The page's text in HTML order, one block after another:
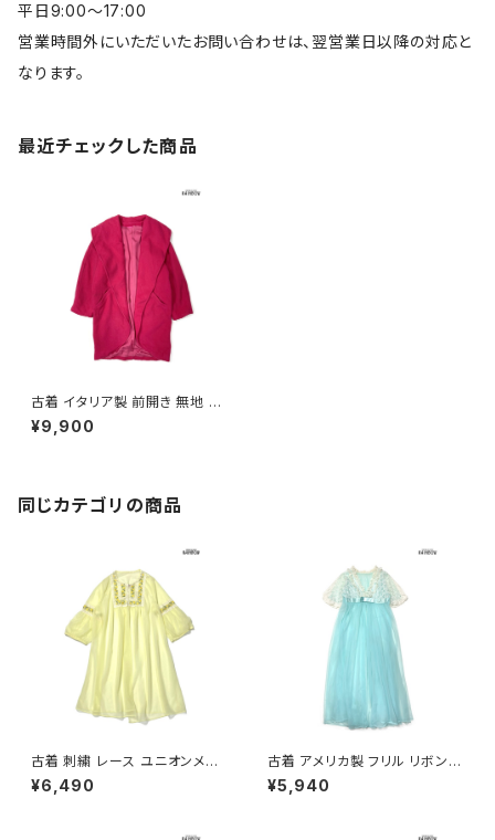
平日9:00～17:00
営業時間外にいただいたお問い合わせは、翌営業日以降の対応と
なります。
最近チェックした商品
古着 イタリア製 前開き 無地 ウ
ール100％ 長袖 アウター 羽織
り ピンク (ttu2511054)
¥9,900
同じカテゴリの商品
古着 刺繍 レース ユニオンメイ
ド 無地 ナイロン 長袖 アウター
羽織り 黄 (ttu2603055)
¥6,490
古着 アメリカ製 フリル リボン
レース 無地 半袖 アウター 羽織
り 水色 (ttu2604042)
¥5,940